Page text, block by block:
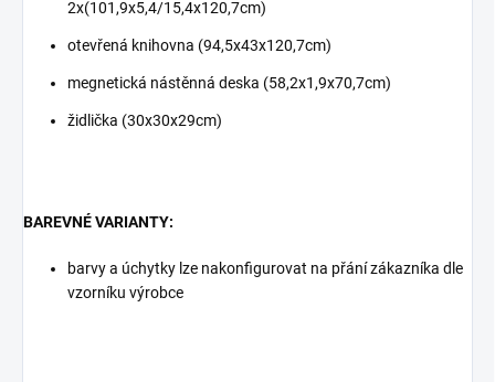
2x(101,9x5,4/15,4x120,7cm)
otevřená knihovna (94,5x43x120,7cm)
megnetická nástěnná deska (58,2x1,9x70,7cm)
židlička (30x30x29cm)
BAREVNÉ VARIANTY:
barvy a úchytky lze nakonfigurovat na přání zákazníka dle
vzorníku výrobce